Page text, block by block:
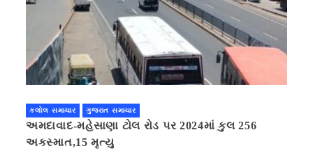
કલોલ સમાચાર ગુજરાત સમાચાર
અમદાવાદ-મહેસાણા ટોલ રોડ પર 2024માં કુલ 256
અકસ્માત,15 મૃત્યુ